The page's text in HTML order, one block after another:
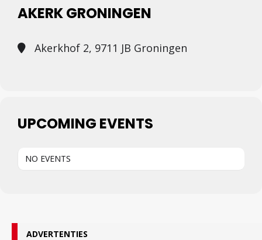
AKERK GRONINGEN
Akerkhof 2, 9711 JB Groningen
UPCOMING EVENTS
NO EVENTS
ADVERTENTIES